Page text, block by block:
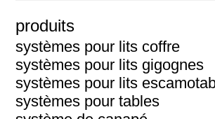
produits
systèmes pour lits coffre
systèmes pour lits gigognes
systèmes pour lits
systèmes pour tables